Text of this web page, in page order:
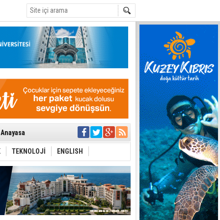
yitirdi
geliniyor
yönetim
kalınmaması
TEKNOLOJİ ENGLISH